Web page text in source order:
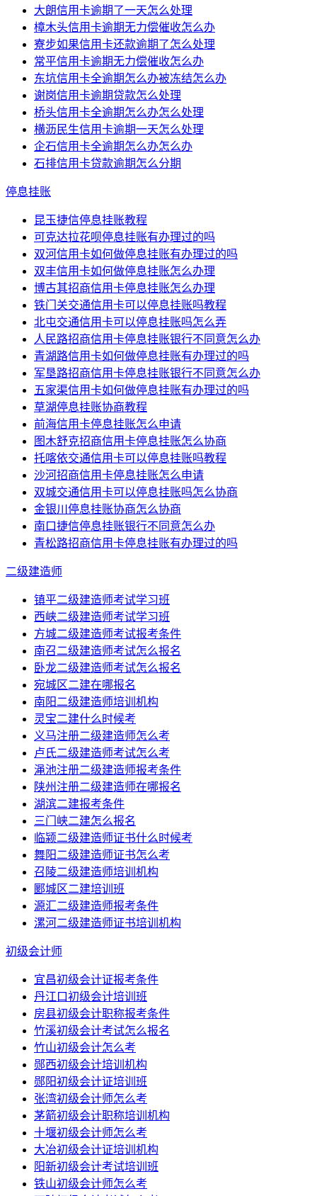
大朗信用卡逾期了一天怎么处理
樟木头信用卡逾期无力偿催收怎么办
寮步如果信用卡还款逾期了怎么处理
常平信用卡逾期无力偿催收怎么办
东坑信用卡全逾期怎么办被冻结怎么办
谢岗信用卡逾期贷款怎么处理
桥头信用卡全逾期怎么办怎么处理
横沥民生信用卡逾期一天怎么处理
企石信用卡全逾期怎么办怎么办
石排信用卡贷款逾期怎么分期
停息挂账
昆玉捷信停息挂账教程
可克达拉花呗停息挂账有办理过的吗
双河信用卡如何做停息挂账有办理过的吗
双丰信用卡如何做停息挂账怎么办理
博古其招商信用卡停息挂账怎么办理
铁门关交通信用卡可以停息挂账吗教程
北屯交通信用卡可以停息挂账吗怎么弄
人民路招商信用卡停息挂账银行不同意怎么办
青湖路信用卡如何做停息挂账有办理过的吗
军垦路招商信用卡停息挂账银行不同意怎么办
五家渠信用卡如何做停息挂账有办理过的吗
草湖停息挂账协商教程
前海信用卡停息挂账怎么申请
图木舒克招商信用卡停息挂账怎么协商
托喀依交通信用卡可以停息挂账吗教程
沙河招商信用卡停息挂账怎么申请
双城交通信用卡可以停息挂账吗怎么协商
金银川停息挂账协商怎么协商
南口捷信停息挂账银行不同意怎么办
青松路招商信用卡停息挂账有办理过的吗
二级建造师
镇平二级建造师考试学习班
西峡二级建造师考试学习班
方城二级建造师考试报考条件
南召二级建造师考试怎么报名
卧龙二级建造师考试怎么报名
宛城区二建在哪报名
南阳二级建造师培训机构
灵宝二建什么时候考
义马注册二级建造师怎么考
卢氏二级建造师考试怎么考
渑池注册二级建造师报考条件
陕州注册二级建造师在哪报名
湖滨二建报考条件
三门峡二建怎么报名
临颍二级建造师证书什么时候考
舞阳二级建造师证书怎么考
召陵二级建造师培训机构
郾城区二建培训班
源汇二级建造师报考条件
漯河二级建造师证书培训机构
初级会计师
宜昌初级会计证报考条件
丹江口初级会计培训班
房县初级会计职称报考条件
竹溪初级会计考试怎么报名
竹山初级会计怎么考
郧西初级会计培训机构
郧阳初级会计证培训班
张湾初级会计师怎么考
茅箭初级会计职称培训机构
十堰初级会计师怎么考
大冶初级会计证培训机构
阳新初级会计考试培训班
铁山初级会计师怎么考